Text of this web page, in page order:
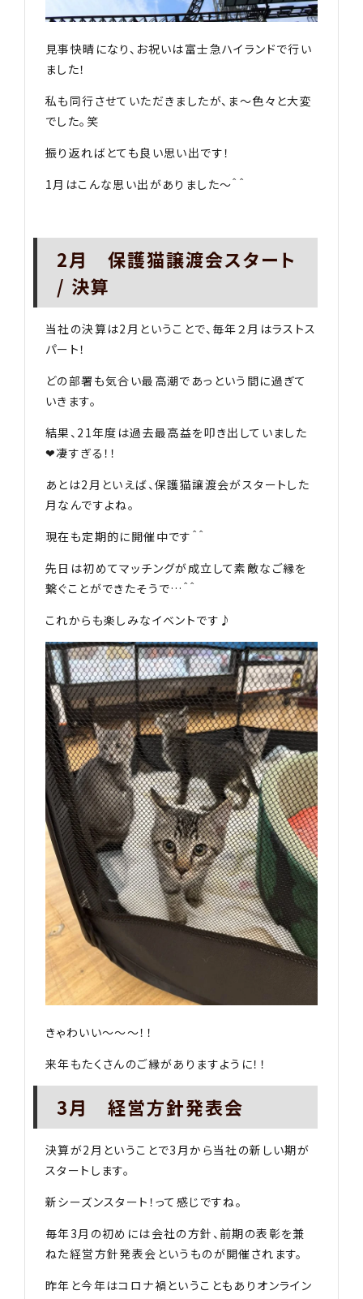
見事快晴になり、お祝いは富士急ハイランドで行い
ました！
私も同行させていただきましたが、ま〜色々と大変
でした。笑
振り返ればとても良い思い出です！
1月はこんな思い出がありました〜＾＾
2月 保護猫譲渡会スタート
/ 決算
当社の決算は2月ということで、毎年２月はラストス
パート！
どの部署も気合い最高潮であっという間に過ぎて
いきます。
結果、21年度は過去最高益を叩き出していました
❤︎凄すぎる！！
あとは2月といえば、保護猫譲渡会がスタートした
月なんですよね。
現在も定期的に開催中です＾＾
先日は初めてマッチングが成立して素敵なご縁を
繋ぐことができたそうで…＾＾
これからも楽しみなイベントです♪
きゃわいい〜〜〜！！
来年もたくさんのご縁がありますように！！
3月 経営方針発表会
決算が2月ということで3月から当社の新しい期が
スタートします。
新シーズンスタート！って感じですね。
毎年3月の初めには会社の方針、前期の表彰を兼
ねた経営方針発表会というものが開催されます。
昨年と今年はコロナ禍ということもありオンライン